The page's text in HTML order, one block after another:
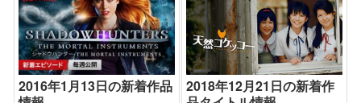
2016年1月13日の新着作品
2018年12月21日の新着作